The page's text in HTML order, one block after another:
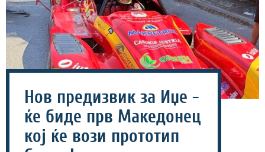
Нов предизвик за Иџе -
ќе биде прв Македонец
кој ќе вози прототип